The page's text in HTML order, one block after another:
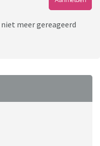
meer gereageerd